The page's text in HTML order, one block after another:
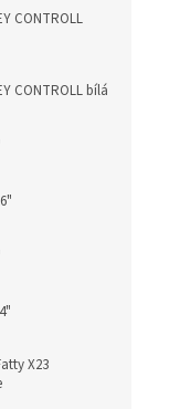
CONTROLL
CONTROLL bílá
X23